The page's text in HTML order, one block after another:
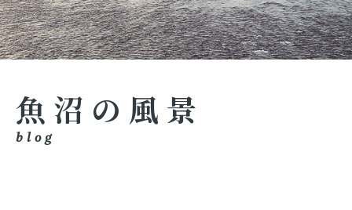
魚沼の風景
blog